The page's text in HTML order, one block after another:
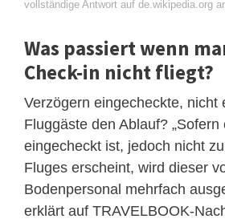
vollständige Antwort auf de.wikipedia.org
Was passiert wenn
Check-in nicht fliegt?
Verzögern eingecheckte, nicht
Fluggäste den Ablauf?
eingecheckt ist, jedoch nicht
Fluges erscheint, wird dieser
Bodenpersonal mehrfach
erklärt auf TRAVELBOOK-